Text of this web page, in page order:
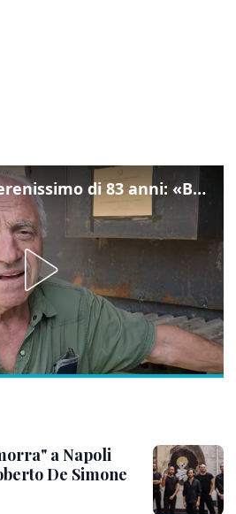
I ricordi dell'ex Serenissimo di 83 anni: «Bossi geloso di noi, in carcere mi cantavano l’inno di San Marco»
a Napoli
De Simone